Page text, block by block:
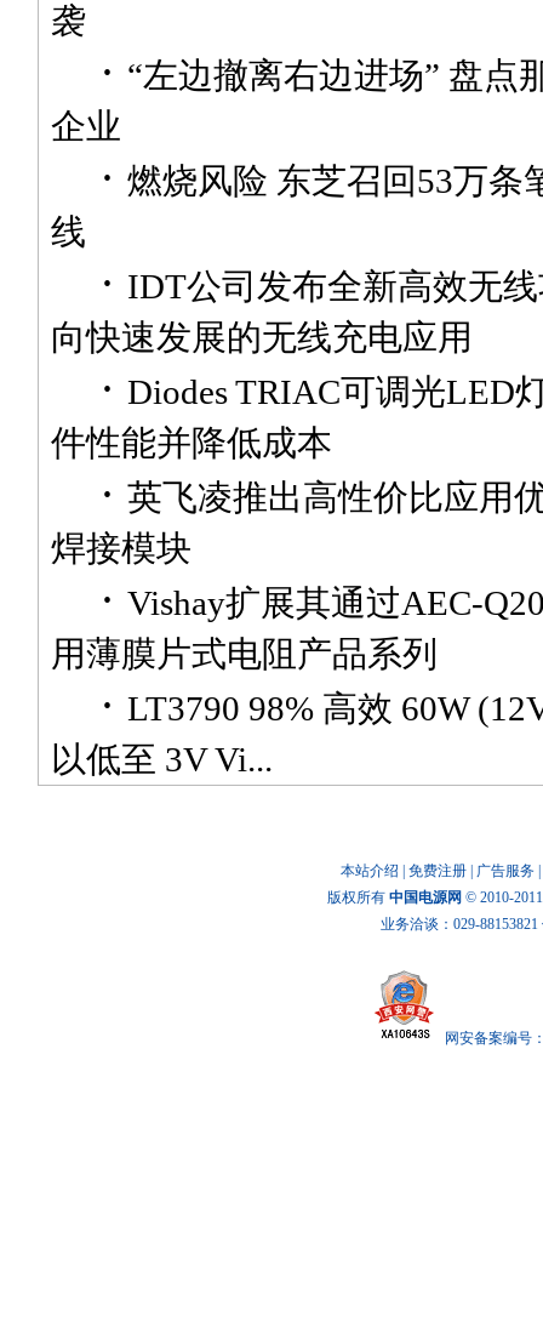
袭
· “左边撤离右边进场” 盘点
企业
· 燃烧风险 东芝召回53万条
线
· IDT公司发布全新高效无
向快速发展的无线充电应用
· Diodes TRIAC可调光LED
件性能并降低成本
· 英飞凌推出高性价比应用
焊接模块
· Vishay扩展其通过AEC-
用薄膜片式电阻产品系列
· LT3790 98% 高效 60W
以低至 3V Vi...
本站介绍 免费注册 广告服务
版权所有 中国电源网 © 2010-
业务洽谈：029-
网安备案编号